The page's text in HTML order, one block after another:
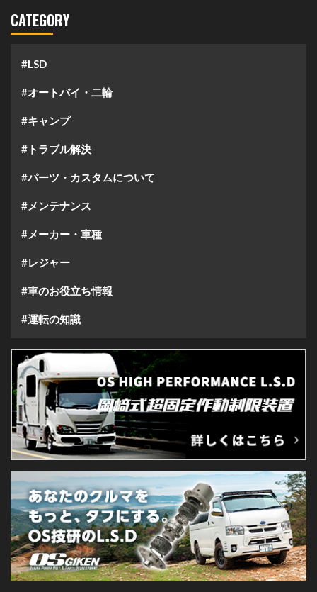
CATEGORY
#LSD
#オートバイ・二輪
#キャンプ
#トラブル解決
#パーツ・カスタムについて
#メンテナンス
#メーカー・車種
#レジャー
#車のお役立ち情報
#運転の知識